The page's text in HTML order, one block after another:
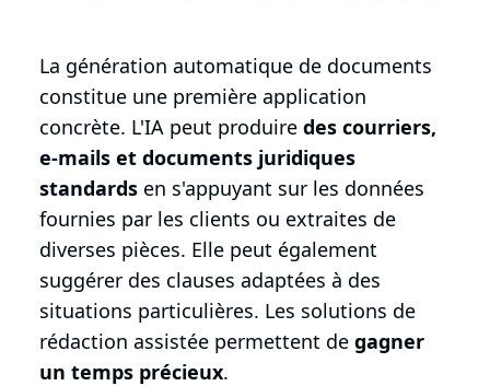
La génération automatique de documents
constitue une première application
concrète. L'IA peut produire des courriers,
e-mails et documents juridiques
standards en s'appuyant sur les données
fournies par les clients ou extraites de
diverses pièces. Elle peut également
suggérer des clauses adaptées à des
situations particulières. Les solutions de
rédaction assistée permettent de gagner
un temps précieux.